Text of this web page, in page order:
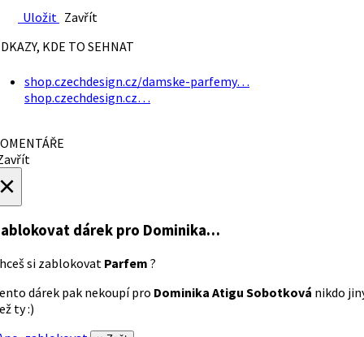
Uložit Zavřít
KDE TO SEHNAT
shop.czechdesign.cz/damske-parfemy…
shop.czechdesign.cz…
dárek pro Dominika…
si zablokovat Parfem ?
dárek pak nekoupí pro Dominika Atigu Sobotková nikdo
ty :)